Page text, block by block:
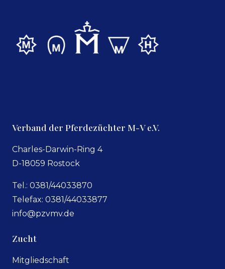
Verband der Pferdezüchter M-V e.V.
Charles-Darwin-Ring 4
D-18059 Rostock
Tel.: 0381/44033870
Telefax: 0381/44033877
info@pzvmv.de
Zucht
Mitgliedschaft